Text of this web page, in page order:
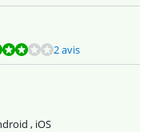
2 avis
, iOS